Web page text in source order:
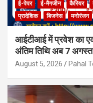
ई-पेपर ई-मैगजीन कैरियर
प्रादेशिक
बिजनेस मनोरंजन
आईटीआई में प्रवेश का
अंतिम तिथि अब 7
August 5, 2026 Pahal